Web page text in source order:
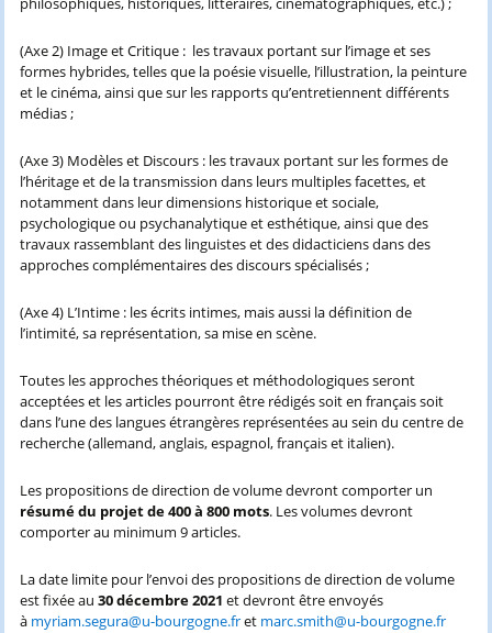
(Axe 2) Image et Critique : les travaux portant sur l’image et ses
formes hybrides, telles que la poésie visuelle, l’illustration, la peinture
et le cinéma, ainsi que sur les rapports qu’entretiennent différents
médias ;
(Axe 3) Modèles et Discours : les travaux portant sur les formes de
l’héritage et de la transmission dans leurs multiples facettes, et
notamment dans leur dimensions historique et sociale,
psychologique ou psychanalytique et esthétique, ainsi que des
travaux rassemblant des linguistes et des didacticiens dans des
approches complémentaires des discours spécialisés ;
(Axe 4) L’Intime : les écrits intimes, mais aussi la définition de
l’intimité, sa représentation, sa mise en scène.
Toutes les approches théoriques et méthodologiques seront
acceptées et les articles pourront être rédigés soit en français soit
dans l’une des langues étrangères représentées au sein du centre de
recherche (allemand, anglais, espagnol, français et italien).
Les propositions de direction de volume devront comporter un
résumé du projet de 400 à 800 mots. Les volumes devront
comporter au minimum 9 articles.
La date limite pour l’envoi des propositions de direction de volume
est fixée au 30 décembre 2021 et devront être envoyés
à myriam.segura@u-bourgogne.fret marc.smith@u-bourgogne.fr